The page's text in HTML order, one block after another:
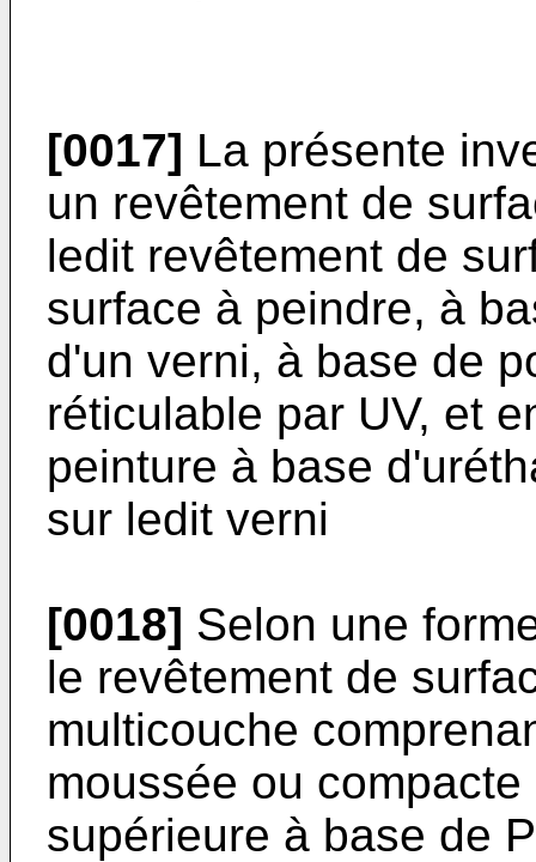
[0017] La présente
un revêtement de
ledit revêtement de
surface à peindre, à
d'un verni, à base de
réticulable par UV, et
peinture à base
sur ledit verni
[0018] Selon une
le revêtement de
multicouche
moussée ou
supérieure à base de